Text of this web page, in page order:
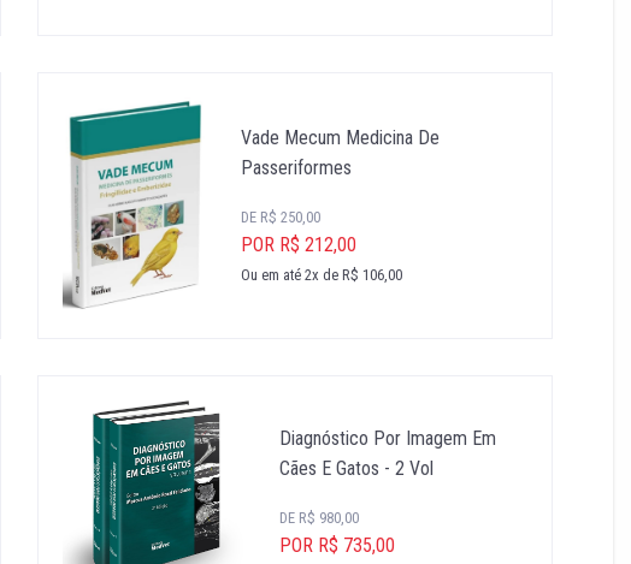
Vade Mecum Medicina De
Passeriformes
DE R$ 250,00
POR R$ 212,00
Ou em até 2x de R$ 106,00
Diagnóstico Por Imagem Em
Cães E Gatos - 2 Vol
DE R$ 980,00
POR R$ 735,00